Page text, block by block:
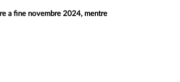
a fine novembre 2024, mentre